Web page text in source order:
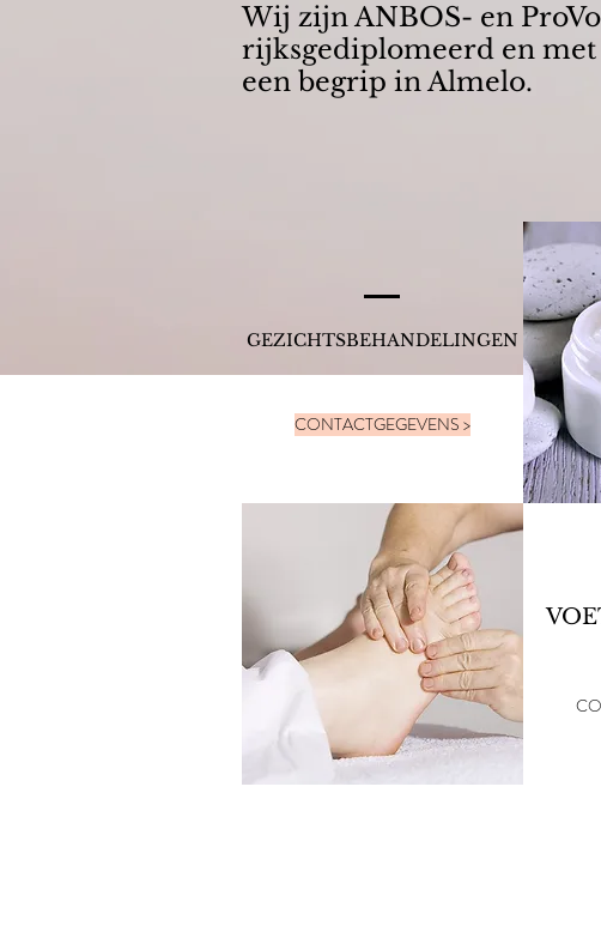
Wij zijn ANBOS- en
rijksgediplomeerd en met
een begrip in Almelo.
GEZICHTSBEHANDELINGEN
CONTACTGEGEVENS >